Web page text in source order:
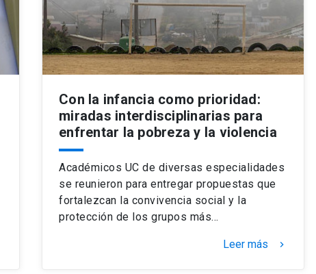
Con la infancia como prioridad:
miradas interdisciplinarias para
enfrentar la pobreza y la violencia
Académicos UC de diversas especialidades
se reunieron para entregar propuestas que
fortalezcan la convivencia social y la
protección de los grupos más…
Leer más keyboard_arrow_right